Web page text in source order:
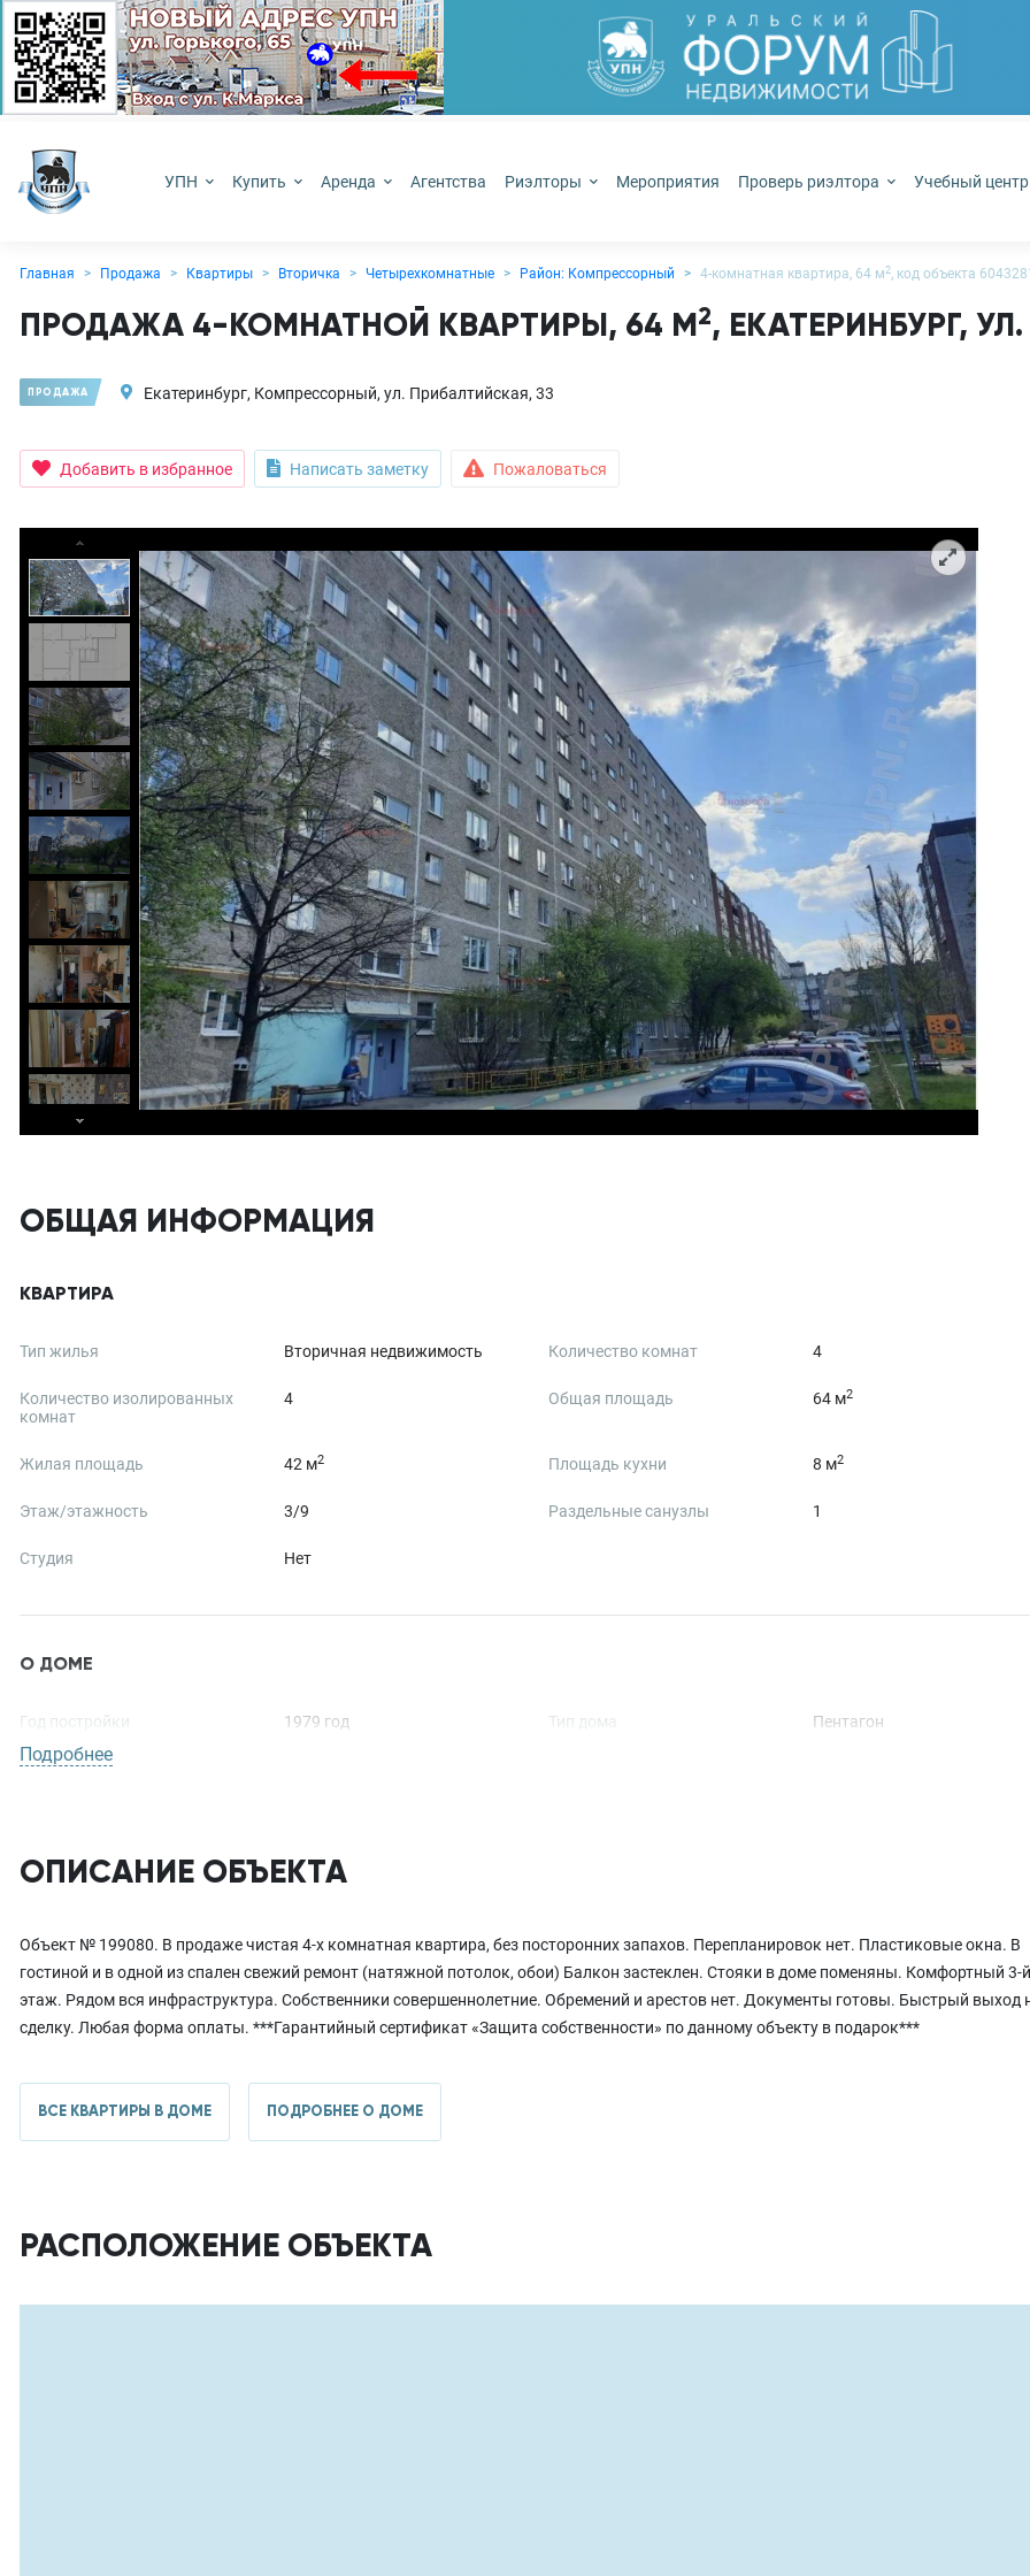
УПН Купить Аренда Агентства Риэлторы Мероприятия Проверь риэлтора Учебный
Главная Продажа Квартиры Вторичка Четырехкомнатные Район: Компрессорный 4-комнатная квартира, 64 м2, код объекта
ПРОДАЖА 4-КОМНАТНОЙ КВАРТИРЫ, 64 М2, ЕКАТЕРИНБУРГ,
ПРОДАЖА Екатеринбург, Компрессорный, ул. Прибалтийская, 33
Добавить в избранное Написать заметку Пожаловаться
ОБЩАЯ ИНФОРМАЦИЯ
КВАРТИРА
Тип жилья Вторичная недвижимость Количество комнат 4
Количество изолированных
комнат
4 Общая площадь 64 м2
Жилая площадь 42 м2 Площадь кухни 8 м2
Этаж/этажность 3/9 Раздельные санузлы 1
Студия Нет
О ДОМЕ
Год постройки 1979 год Тип дома Пентагон
Количество подъездов
Условия продажи Чистая продажа Ипотека Есть
Ремонт Требуется Мебель Нет
Подробнее
ОПИСАНИЕ ОБЪЕКТА
Объект № 199080. В продаже чистая 4-х комнатная квартира, без посторонних запахов. Перепланировок нет. Пластиковые окна. В
гостиной и в одной из спален свежий ремонт (натяжной потолок, обои) Балкон застеклен. Стояки в доме поменяны. Комфортный 3-й
этаж. Рядом вся инфраструктура. Собственники совершеннолетние. Обремений и арестов нет. Документы готовы. Быстрый выход
сделку. Любая форма оплаты. ***Гарантийный сертификат «Защита собственности» по данному объекту в подарок***
ВСЕ КВАРТИРЫ В ДОМЕ ПОДРОБНЕЕ О ДОМЕ
РАСПОЛОЖЕНИЕ ОБЪЕКТА